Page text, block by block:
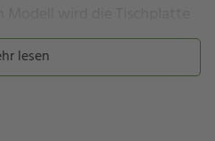
und schließt bündig mit der
Daraus ergibt sich ein
lesen